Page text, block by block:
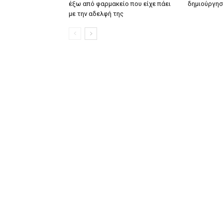
έξω από φαρμακείο που είχε πάει
με την αδελφή της